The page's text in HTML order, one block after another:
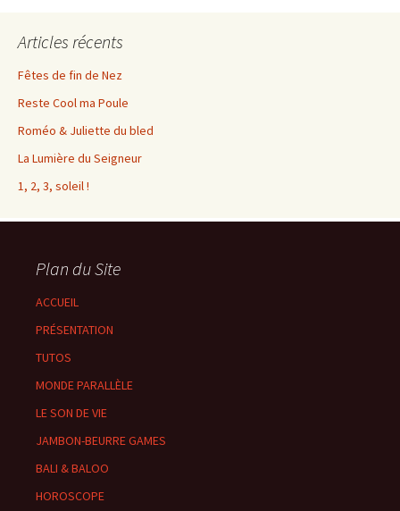
Articles récents
Fêtes de fin de Nez
Reste Cool ma Poule
Roméo & Juliette du bled
La Lumière du Seigneur
1, 2, 3, soleil !
Plan du Site
ACCUEIL
PRÉSENTATION
TUTOS
MONDE PARALLÈLE
LE SON DE VIE
JAMBON-BEURRE GAMES
BALI & BALOO
HOROSCOPE